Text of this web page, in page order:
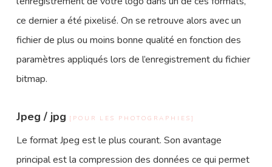
ce dernier a été pixelisé. On se retrouve alors avec un
fichier de plus ou moins bonne qualité en fonction des
paramètres appliqués lors de l’enregistrement du fichier
bitmap.
Jpeg / jpg [POUR LES PHOTOGRAPHIES]
Le format Jpeg est le plus courant. Son avantage
principal est la compression des données ce qui permet